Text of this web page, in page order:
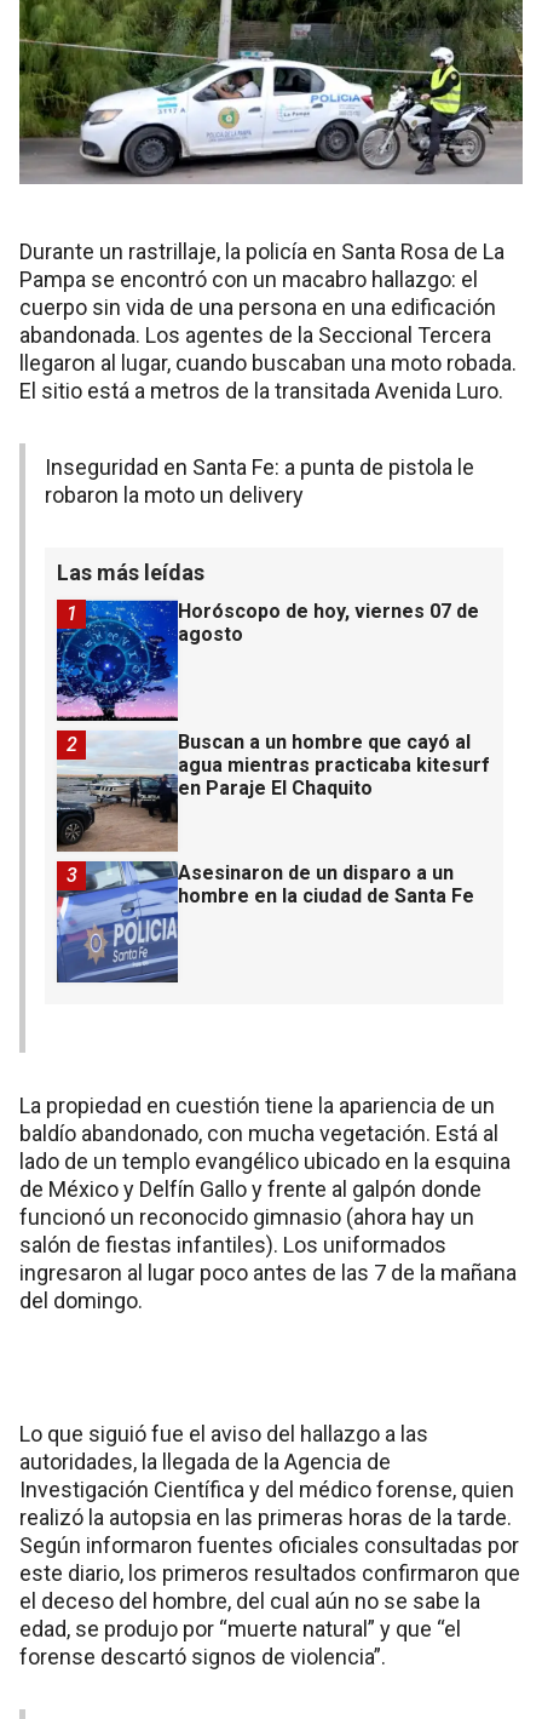
Durante un rastrillaje, la policía en Santa Rosa de La
Pampa se encontró con un macabro hallazgo: el
cuerpo sin vida de una persona en una edificación
abandonada. Los agentes de la Seccional Tercera
llegaron al lugar, cuando buscaban una moto robada.
El sitio está a metros de la transitada Avenida Luro.
Inseguridad en Santa Fe: a punta de pistola le
robaron la moto un delivery
Las más leídas
Horóscopo de hoy, viernes 07 de
agosto
1
Buscan a un hombre que cayó al
agua mientras practicaba kitesurf
en Paraje El Chaquito
2
Asesinaron de un disparo a un
hombre en la ciudad de Santa Fe
3
La propiedad en cuestión tiene la apariencia de un
baldío abandonado, con mucha vegetación. Está al
lado de un templo evangélico ubicado en la esquina
de México y Delfín Gallo y frente al galpón donde
funcionó un reconocido gimnasio (ahora hay un
salón de fiestas infantiles). Los uniformados
ingresaron al lugar poco antes de las 7 de la mañana
del domingo.
Lo que siguió fue el aviso del hallazgo a las
autoridades, la llegada de la Agencia de
Investigación Científica y del médico forense, quien
realizó la autopsia en las primeras horas de la tarde.
Según informaron fuentes oficiales consultadas por
este diario, los primeros resultados confirmaron que
el deceso del hombre, del cual aún no se sabe la
edad, se produjo por “muerte natural” y que “el
forense descartó signos de violencia”.